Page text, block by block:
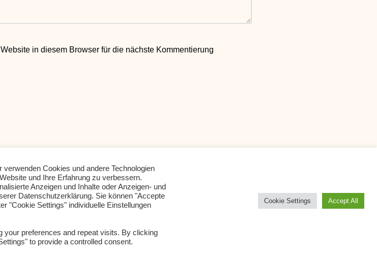
in diesem Browser für die nächste Kommentierung
Datenschutz
Kontakt
Cookies und andere Technologien
und Ihre Erfahrung zu verbessern.
Anzeigen und Inhalte oder Anzeigen- und
Datenschutzerklärung. Sie können "Accepte
"Cookie Settings" individuelle Einstellungen
your preferences and repeat visits. By clicking
to provide a controlled consent.
Cookie Settings Accept All